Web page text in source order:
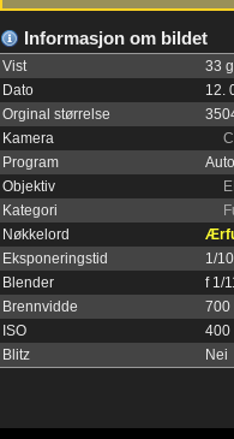
Informasjon om bildet
Vist
33
Dato
12.
Orginal størrelse
Kamera
Program
Objektiv
Kategori
Nøkkelord
Eksponeringstid
1/
Blender
f 1/
Brennvidde
700
ISO
400
Blitz
Nei